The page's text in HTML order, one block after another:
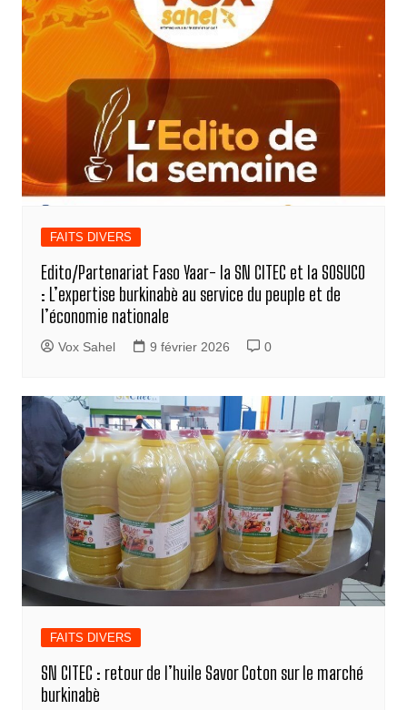
FAITS DIVERS
Edito/Partenariat Faso Yaar- la SN CITEC et la SOSUCO
: L’expertise burkinabè au service du peuple et de
l’économie nationale
Vox Sahel 9 février 2026 0
FAITS DIVERS
SN CITEC : retour de l’huile Savor Coton sur le marché
burkinabè